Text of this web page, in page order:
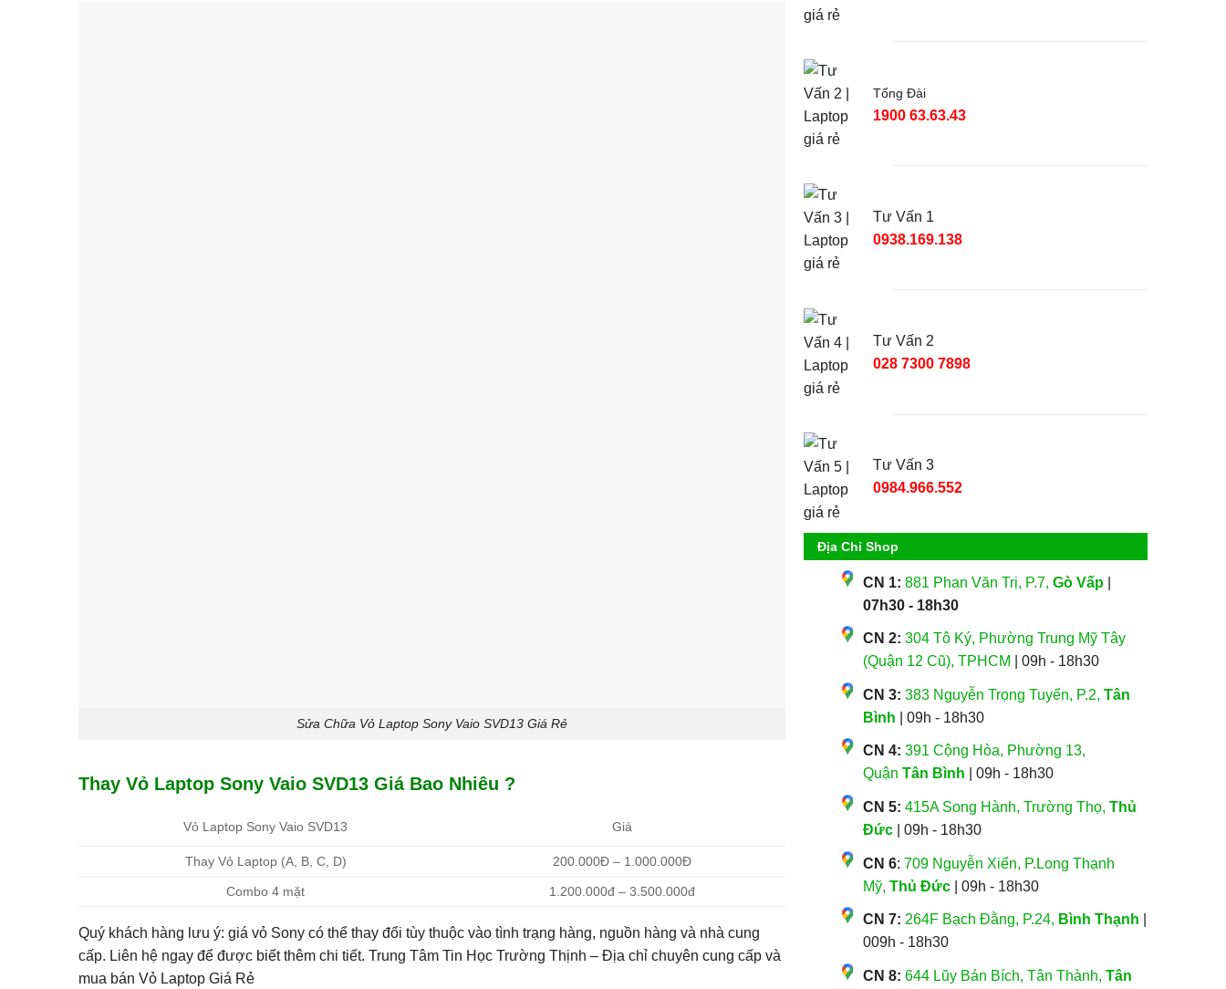
Sửa Chữa Vỏ Laptop Sony Vaio SVD13 Giá Rẻ
Thay Vỏ Laptop Sony Vaio SVD13 Giá Bao Nhiêu ?
Vỏ Laptop Sony Vaio SVD13 Giá
Thay Vỏ Laptop (A, B, C, D) 200.000Đ – 1.000.000Đ
Combo 4 mặt 1.200.000đ – 3.500.000đ
Quý khách hàng lưu ý: giá vỏ Sony có thể thay đổi tùy thuộc vào tình trạng hàng, nguồn hàng và nhà cung
cấp. Liên hệ ngay để được biết thêm chi tiết. Trung Tâm Tin Học Trường Thịnh – Địa chỉ chuyên cung cấp và
mua bán Vỏ Laptop Giá Rẻ
Tổng Đài
1900 63.63.43
Tư Vấn 1
0938.169.138
Tư Vấn 2
028 7300 7898
Tư Vấn 3
0984.966.552
Địa Chỉ Shop
CN 1: 881 Phan Văn Trị, P.7, Gò Vấp|
07h30 - 18h30
CN 2: 304 Tô Ký, Phường Trung Mỹ Tây
(Quận 12 Cũ), TPHCM | 09h - 18h30
CN 3: 383 Nguyễn Trọng Tuyển, P.2, Tân
Bình | 09h - 18h30
CN 4: 391 Cộng Hòa, Phường 13,
Quận Tân Bình | 09h - 18h30
CN 5: 415A Song Hành, Trường Thọ, Thủ
Đức| 09h - 18h30
CN 6: 709 Nguyễn Xiển, P.Long Thạnh
Mỹ, Thủ Đức| 09h - 18h30
CN 7: 264F Bạch Đằng, P.24, Bình Thạnh
009h - 18h30
CN 8: 644 Lũy Bán Bích, Tân Thành, Tân